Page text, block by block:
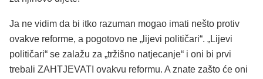
Ja ne vidim da bi itko razuman mogao imati nešto protiv
ovakve reforme, a pogotovo ne „lijevi političari“. „Lijevi
političari“ se zalažu za „tržišno natjecanje“ i oni bi prvi
trebali ZAHTJEVATI ovakvu reformu. A znate zašto će oni